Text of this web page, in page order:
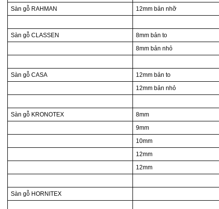
Sàn gỗ RAHMAN 12mm bản nhỡ
Sàn gỗ CLASSEN
8mm bản to
8mm bản nhỏ
Sàn gỗ CASA
12mm bản to
12mm bản nhỏ
Sàn gỗ KRONOTEX
8mm
9mm
10mm
12mm
12mm
Sàn gỗ HORNITEX